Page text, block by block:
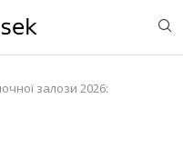
залози 2026: